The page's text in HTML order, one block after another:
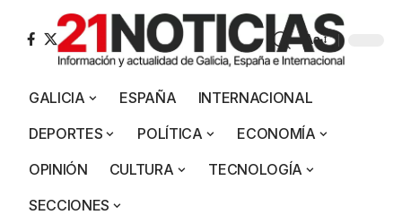
Aa
GALICIA ESPAÑA
INTERNACIONAL
DEPORTES
POLÍTICA
ECONOMÍA
OPINIÓN
CULTURA
TECNOLOGÍA
SECCIONES